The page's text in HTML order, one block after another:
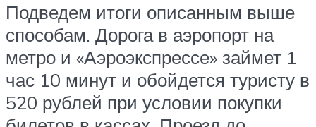
Подведем итоги описанным выше
способам. Дорога в аэропорт на
метро и «Аэроэкспрессе» займет 1
час 10 минут и обойдется туристу в
520 рублей при условии покупки